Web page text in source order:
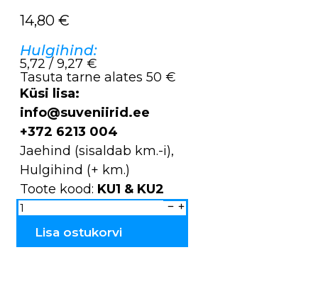
14,80 €
Hulgihind:
5,72 / 9,27 €
Tasuta tarne alates 50 €
Küsi lisa:
info@suveniirid.ee
+372 6213 004
Jaehind (sisaldab km.-i),
Hulgihind (+ km.)
Toote kood: KU1 & KU2
Estonia
&
Tallinn
KU2
Lisa ostukorvi